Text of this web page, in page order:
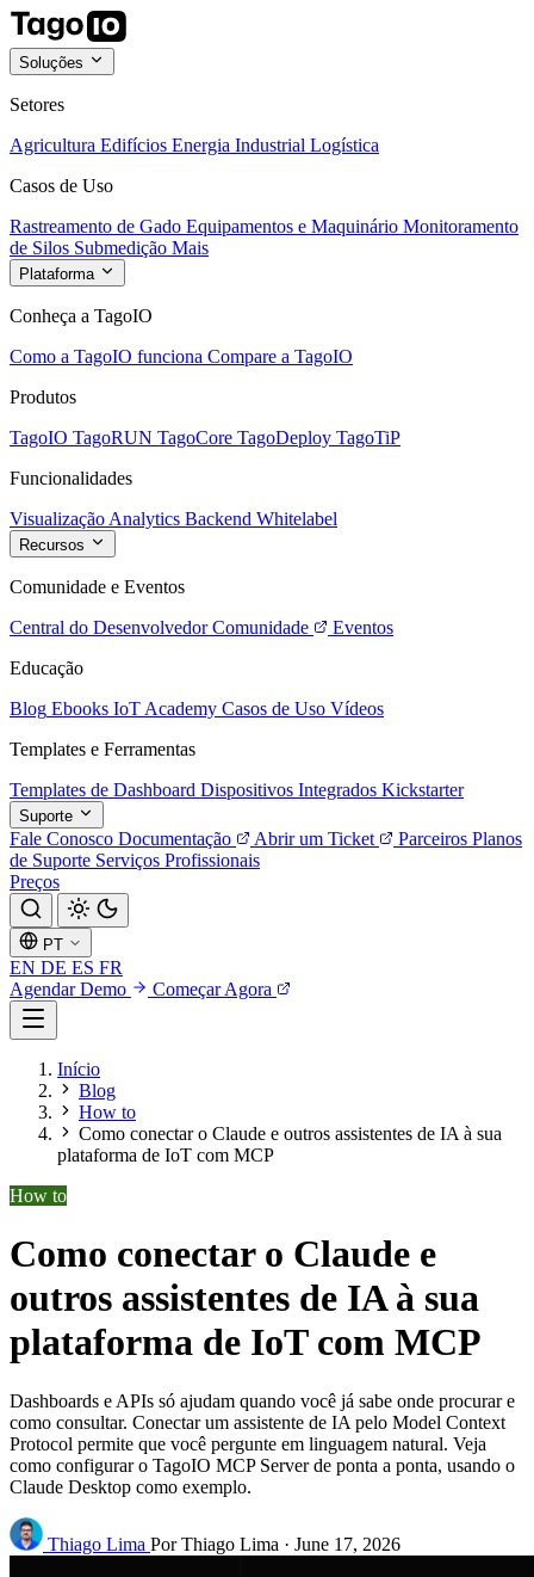
Soluções
Setores
Agricultura Edifícios Energia Industrial Logística
Casos de Uso
Rastreamento de Gado Equipamentos e Maquinário Monitoramento
de Silos Submedição Mais
Plataforma
Conheça a TagoIO
Como a TagoIO funciona Compare a TagoIO
Produtos
TagoIO TagoRUN TagoCore TagoDeploy TagoTiP
Funcionalidades
Visualização Analytics Backend Whitelabel
Recursos
Comunidade e Eventos
Central do Desenvolvedor Comunidade
Eventos
Educação
Blog Ebooks IoT Academy Casos de Uso Vídeos
Templates e Ferramentas
Templates de Dashboard Dispositivos Integrados Kickstarter
Suporte
Fale Conosco Documentação Abrir um Ticket Parceiros Planos
de Suporte Serviços Profissionais
Preços
PT
EN DE ES FR
Agendar Demo
Começar Agora
Início
Blog
How to
Como conectar o Claude e outros assistentes de IA à sua
plataforma de IoT com MCP
How to
Como conectar o Claude e
outros assistentes de IA à sua
plataforma de IoT com MCP
Dashboards e APIs só ajudam quando você já sabe onde procurar e
como consultar. Conectar um assistente de IA pelo Model Context
Protocol permite que você pergunte em linguagem natural. Veja
como configurar o TagoIO MCP Server de ponta a ponta, usando o
Claude Desktop como exemplo.
Thiago Lima Por Thiago Lima · June 17, 2026